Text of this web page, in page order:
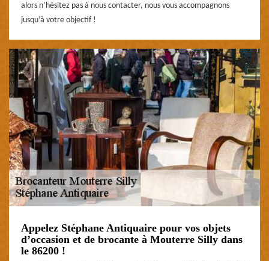
alors n’hésitez pas à nous contacter, nous vous accompagnons
jusqu’à votre objectif !
Appelez Stéphane Antiquaire pour vos objets
d’occasion et de brocante à Mouterre Silly dans
le 86200 !